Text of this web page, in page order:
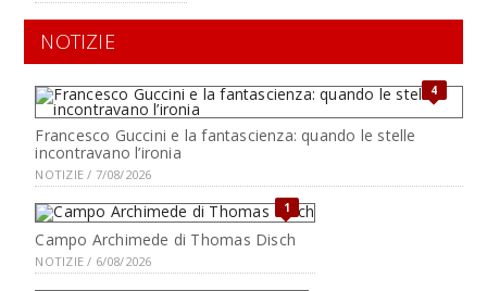
NOTIZIE
4
Francesco Guccini e la fantascienza: quando le stelle
incontravano l’ironia
NOTIZIE / 7/08/2026
1
Campo Archimede di Thomas Disch
NOTIZIE / 6/08/2026